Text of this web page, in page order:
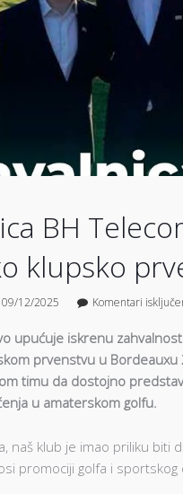
BH
klupsko
09/12/2025 Komentari
upućuje iskrenu
prvenstvu u
timu da dostojno
u amaterskom golfu.
naš klub je imao priliku biti
promociji golfa i sportskog